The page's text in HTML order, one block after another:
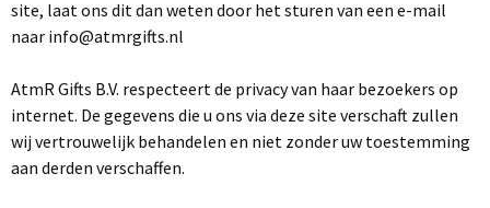
Koffie & thee pakketten
WK oranje pakketten
Papieren geschenk tassen
Duurzame kantoorartikelen
Agenda's
Rugtassen
Papieren Tassen
Tassen met koord
Beanie's
Hoofdbanden
Overige headwear
Emaille mokken
Drinkbekers
Koffie & Americano bekers
Sporttassen
Koeltassen
Schoenentassen
USB Creditcard
USB Sleutel
USB Twister
Gluten vrije stroopwafels
Vegan koeken
Koffiekoekjes
Notitieboeken
Softcover notitieboeken
Hardcover notitieboeken
Regenponcho's
Paraplu's overig
Laders & houders
Autoparfum
Opbergen
site, laat ons dit dan weten door het sturen van een e-mail
naar info@atmrgifts.nl
AtmR Gifts B.V. respecteert de privacy van haar bezoekers op
internet. De gegevens die u ons via deze site verschaft zullen
wij vertrouwelijk behandelen en niet zonder uw toestemming
aan derden verschaffen.